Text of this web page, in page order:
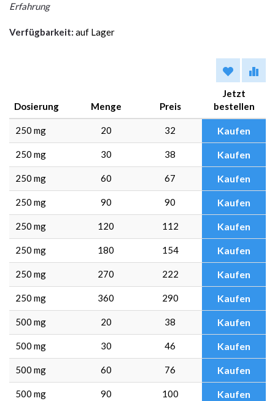
Erfahrung
Verfügbarkeit: auf Lager
Dosierung Menge Preis
Jetzt
bestellen
250 mg 20 32 Kaufen
250 mg 30 38 Kaufen
250 mg 60 67 Kaufen
250 mg 90 90 Kaufen
250 mg 120 112 Kaufen
250 mg 180 154 Kaufen
250 mg 270 222 Kaufen
250 mg 360 290 Kaufen
500 mg 20 38 Kaufen
500 mg 30 46 Kaufen
500 mg 60 76 Kaufen
500 mg 90 100 Kaufen